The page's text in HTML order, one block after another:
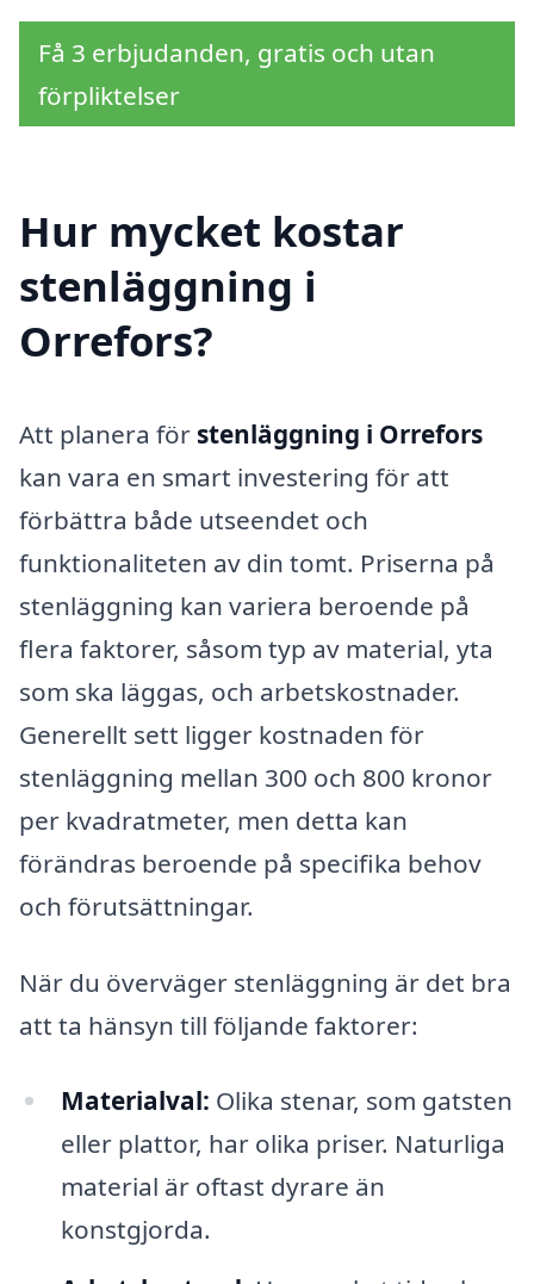
Få 3 erbjudanden, gratis och utan
förpliktelser
Hur mycket kostar
stenläggning i
Orrefors?
Att planera för stenläggning i Orrefors
kan vara en smart investering för att
förbättra både utseendet och
funktionaliteten av din tomt. Priserna på
stenläggning kan variera beroende på
flera faktorer, såsom typ av material, yta
som ska läggas, och arbetskostnader.
Generellt sett ligger kostnaden för
stenläggning mellan 300 och 800 kronor
per kvadratmeter, men detta kan
förändras beroende på specifika behov
och förutsättningar.
När du överväger stenläggning är det bra
att ta hänsyn till följande faktorer:
Materialval: Olika stenar, som gatsten
eller plattor, har olika priser. Naturliga
material är oftast dyrare än
konstgjorda.